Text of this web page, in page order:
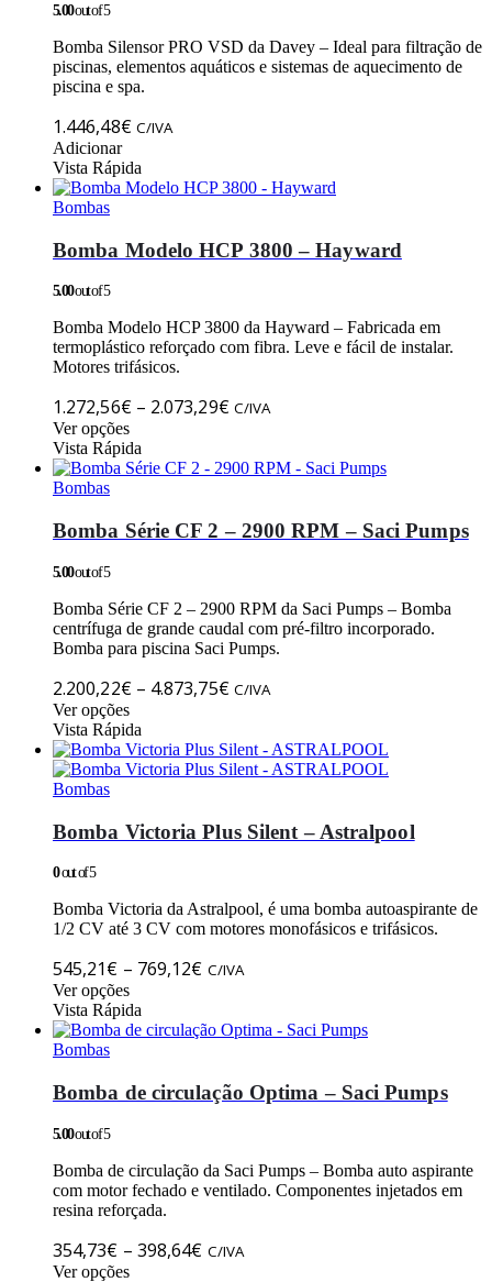
chosen
on
the
page
5.00out of 5
Bomba Silensor PRO VSD da Davey – Ideal para filtração de
piscinas, elementos aquáticos e sistemas de aquecimento de
piscina e spa.
1.446,48€ C/IVA
Adicionar
Vista Rápida
Bombas
Bomba Modelo HCP 3800 – Hayward
5.00out of 5
Bomba Modelo HCP 3800 da Hayward – Fabricada em
termoplástico reforçado com fibra. Leve e fácil de instalar.
Motores trifásicos.
1.272,56€ – 2.073,29€Price
through
C/IVA
Ver opçõesThis
product
has
The
options
chosen
on
the
page
Vista Rápida
Bombas
Bomba Série CF 2 – 2900 RPM – Saci Pumps
5.00out of 5
Bomba Série CF 2 – 2900 RPM da Saci Pumps – Bomba
centrífuga de grande caudal com pré-filtro incorporado.
Bomba para piscina Saci Pumps.
2.200,22€ – 4.873,75€Price
through
4.873,75€
C/IVA
Ver opçõesThis
product
has
multiple
options
may
on
the
page
Vista Rápida
Bombas
Bomba Victoria Plus Silent – Astralpool
0out of 5
Bomba Victoria da Astralpool, é uma bomba autoaspirante de
1/2 CV até 3 CV com motores monofásicos e trifásicos.
545,21€ – 769,12€Price
through
C/IVA
Ver opçõesThis
product
has
The
options
chosen
on
the
page
Vista Rápida
Bombas
Bomba de circulação Optima – Saci Pumps
5.00out of 5
Bomba de circulação da Saci Pumps – Bomba auto aspirante
com motor fechado e ventilado. Componentes injetados em
resina reforçada.
354,73€ – 398,64€Price
C/IVA
Ver opçõesThis